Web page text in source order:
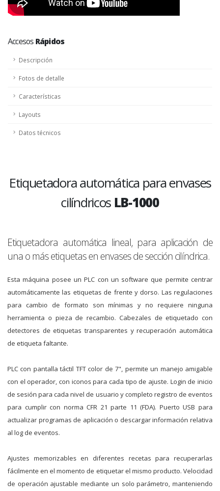
Accesos Rápidos
Descripción
Fotos de detalle
Características
Layouts
Datos técnicos
Etiquetadora automática para envases
cilíndricos LB-1000
Etiquetadora automática lineal, para aplicación de
una o más etiquetas en envases de sección cilíndrica.
Esta máquina posee un PLC con un software que permite centrar
automáticamente las etiquetas de frente y dorso. Las regulaciones
para cambio de formato son mínimas y no requiere ninguna
herramienta o pieza de recambio. Cabezales de etiquetado con
detectores de etiquetas transparentes y recuperación automática
de etiqueta faltante.
PLC con pantalla táctil TFT color de 7", permite un manejo amigable
con el operador, con iconos para cada tipo de ajuste. Login de inicio
de sesión para cada nivel de usuario y completo registro de eventos
para cumplir con norma CFR 21 parte 11 (FDA). Puerto USB para
actualizar programas de aplicación o descargar información relativa
al log de eventos.
Ajustes memorizables en diferentes recetas para recuperarlas
fácilmente en el momento de etiquetar el mismo producto. Velocidad
de operación ajustable mediante un solo parámetro, manteniendo